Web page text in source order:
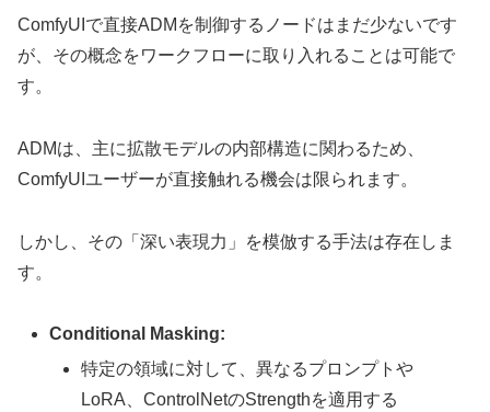
ComfyUIで直接ADMを制御するノードはまだ少ないです
が、その概念をワークフローに取り入れることは可能で
す。
ADMは、主に拡散モデルの内部構造に関わるため、
ComfyUIユーザーが直接触れる機会は限られます。
しかし、その「深い表現力」を模倣する手法は存在しま
す。
Conditional Masking:
特定の領域に対して、異なるプロンプトや
LoRA、ControlNetのStrengthを適用する